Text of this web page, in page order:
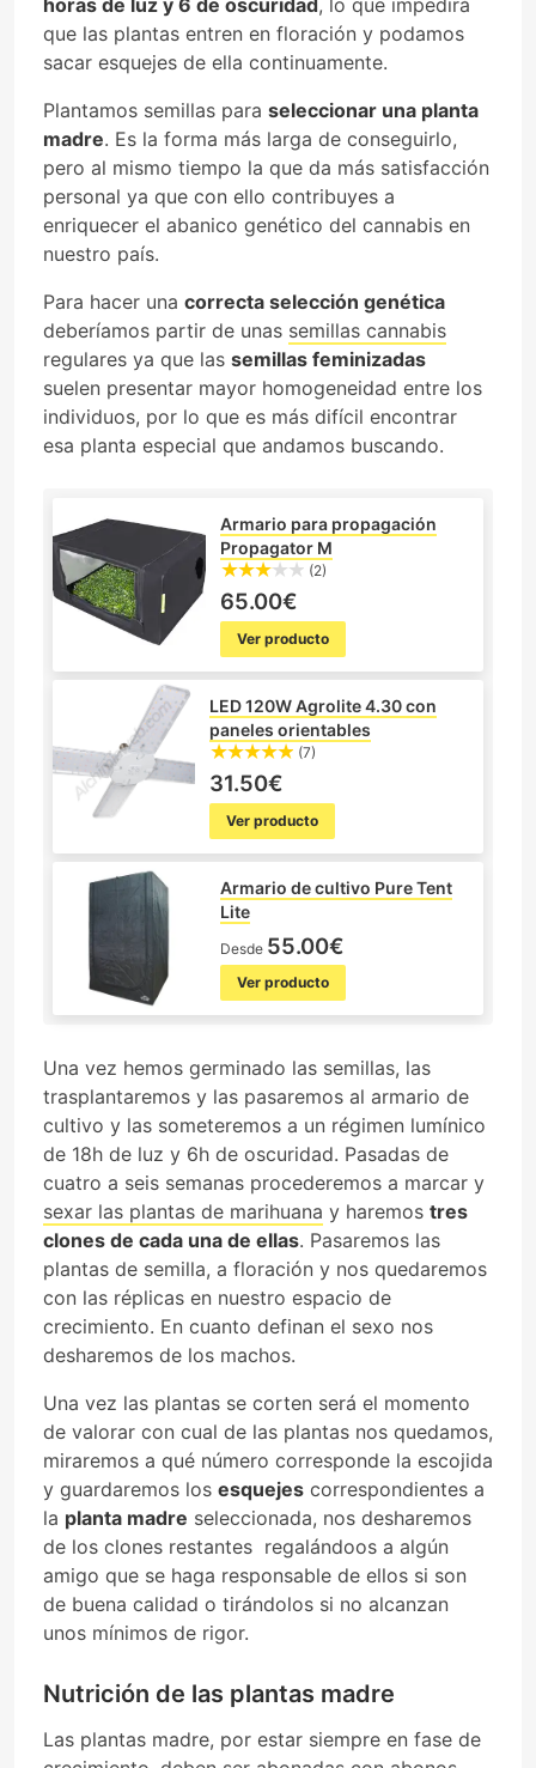
que las plantas entren en floración y podamos
sacar esquejes de ella continuamente.
Plantamos semillas para seleccionar una planta
madre. Es la forma más larga de conseguirlo,
pero al mismo tiempo la que da más satisfacción
personal ya que con ello contribuyes a
enriquecer el abanico genético del cannabis en
nuestro país.
Para hacer una correcta selección genética
deberíamos partir de unas semillas cannabis
regulares ya que las semillas feminizadas
suelen presentar mayor homogeneidad entre los
individuos, por lo que es más difícil encontrar
esa planta especial que andamos buscando.
Armario para propagación
Propagator M
(2)
65.00€
Ver producto
LED 120W Agrolite 4.30 con
paneles orientables
(7)
31.50€
Ver producto
Armario de cultivo Pure Tent
Lite
Desde 55.00€
Ver producto
Una vez hemos germinado las semillas, las
trasplantaremos y las pasaremos al armario de
cultivo y las someteremos a un régimen lumínico
de 18h de luz y 6h de oscuridad. Pasadas de
cuatro a seis semanas procederemos a marcar y
sexar las plantas de marihuana y haremos tres
clones de cada una de ellas. Pasaremos las
plantas de semilla, a floración y nos quedaremos
con las réplicas en nuestro espacio de
crecimiento. En cuanto definan el sexo nos
desharemos de los machos.
Una vez las plantas se corten será el momento
de valorar con cual de las plantas nos quedamos,
miraremos a qué número corresponde la escojida
y guardaremos los esquejes correspondientes a
la planta madre seleccionada, nos desharemos
de los clones restantes regalándoos a algún
amigo que se haga responsable de ellos si son
de buena calidad o tirándolos si no alcanzan
unos mínimos de rigor.
Nutrición de las plantas madre
Las plantas madre, por estar siempre en fase de